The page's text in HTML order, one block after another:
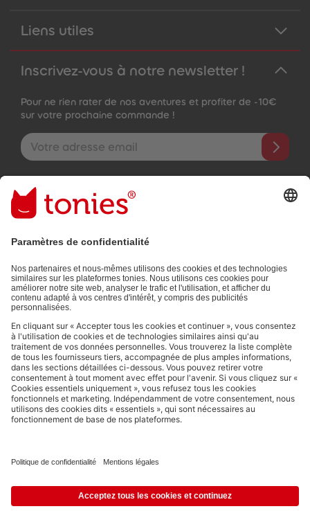
Liens utiles
Inscrivez-vous à notre newsletter !
Pour ne rien rater de nos aventures et profiter de -10€
sur votre prochaine commande !
Adresse e-mail
grâce aux informations que vous nous avez fournies (par ex.
données de votre compte) et aux données d'utilisation partagées
à des fins publicitaires (par ex. temps d'écoute). Révocable à tout
Les moyens de paiement :
Liens vers les réseaux sociaux
© 2026 tonies GmbH
(générative) est expressément réservée et donc interdite, comme